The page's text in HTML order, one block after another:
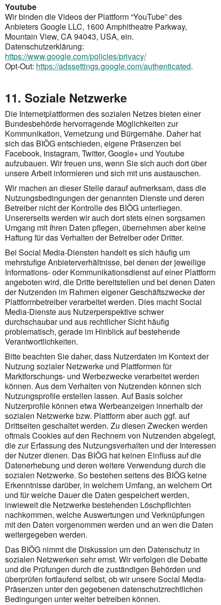
Youtube
Wir binden die Videos der Plattform “YouTube” des
Anbieters Google LLC, 1600 Amphitheatre Parkway,
Mountain View, CA 94043, USA, ein.
Datenschutzerklärung:
https://www.google.com/policies/privacy/
Opt-Out: https://adssettings.google.com/authenticated.
11. Soziale Netzwerke
Die Internetplattformen des sozialen Netzes bieten einer
Bundesbehörde hervorragende Möglichkeiten zur
Kommunikation, Vernetzung und Bürgernähe. Daher hat
sich das BIÖG entschieden, eigene Präsenzen bei
Facebook, Instagram, Twitter, Google+ und Youtube
aufzubauen. Wir freuen uns, wenn Sie sich auch dort über
unsere Arbeit informieren und sich mit uns austauschen.
Wir machen an dieser Stelle darauf aufmerksam, dass die
Nutzungsbedingungen der genannten Dienste und deren
Betreiber nicht der Kontrolle des BIÖG unterliegen.
Unsererseits werden wir auch dort stets einen sorgsamen
Umgang mit Ihren Daten pflegen, übernehmen aber keine
Haftung für das Verhalten der Betreiber oder Dritter.
Bei Social Media-Diensten handelt es sich häufig um
mehrstufige Anbieterverhältnisse, bei denen der jeweilige
Informations- oder Kommunikationsdienst auf einer Plattform
angeboten wird, die Dritte bereitstellen und bei denen Daten
der Nutzenden im Rahmen eigener Geschäftszwecke der
Plattformbetreiber verarbeitet werden. Dies macht Social
Media-Dienste aus Nutzerperspektive schwer
durchschaubar und aus rechtlicher Sicht häufig
problematisch, gerade im Hinblick auf bestehende
Verantwortlichkeiten.
Bitte beachten Sie daher, dass Nutzerdaten im Kontext der
Nutzung sozialer Netzwerke und Plattformen für
Marktforschungs- und Werbezwecke verarbeitet werden
können. Aus dem Verhalten von Nutzenden können sich
Nutzungsprofile erstellen lassen. Auf Basis solcher
Nutzerprofile können etwa Werbeanzeigen innerhalb der
sozialen Netzwerke bzw. Plattform aber auch ggf. auf
Drittseiten geschaltet werden. Zu diesen Zwecken werden
oftmals Cookies auf den Rechnern von Nutzenden abgelegt,
die zur Erfassung des Nutzungsverhalten und der Interessen
der Nutzer dienen. Das BIÖG hat keinen Einfluss auf die
Datenerhebung und deren weitere Verwendung durch die
sozialen Netzwerke. So bestehen seitens des BIÖG keine
Erkenntnisse darüber, in welchem Umfang, an welchem Ort
und für welche Dauer die Daten gespeichert werden,
inwieweit die Netzwerke bestehenden Löschpflichten
nachkommen, welche Auswertungen und Verknüpfungen
mit den Daten vorgenommen werden und an wen die Daten
weitergegeben werden.
Das BIÖG nimmt die Diskussion um den Datenschutz in
sozialen Netzwerken sehr ernst. Wir verfolgen die Debatte
und die Prüfungen durch die zuständigen Behörden und
überprüfen fortlaufend selbst, ob wir unsere Social Media-
Präsenzen unter den gegebenen datenschutzrechtlichen
Bedingungen unter weiter betreiben können.